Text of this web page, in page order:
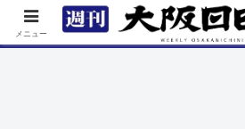
TOP 特集 ニュース 連載
メニュー